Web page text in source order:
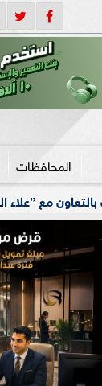
المحافظات
ماهر الزين: 25 حافلة تُعيد 1250 سودانيًا ضمن الفوج الـ41.. والالتزام بوثائق السفر عزز انسيابية العودة الطوعية